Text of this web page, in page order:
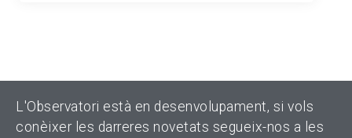
L'Observatori està en desenvolupament, si vols
conèixer les darreres novetats segueix-nos a les